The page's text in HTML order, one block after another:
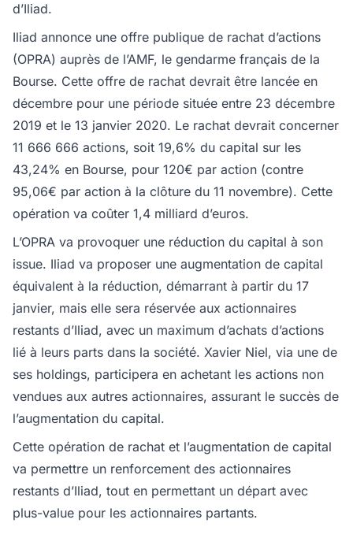
d’Iliad.
Iliad annonce une offre publique de rachat d’actions
(OPRA) auprès de l’AMF, le gendarme français de la
Bourse. Cette offre de rachat devrait être lancée en
décembre pour une période située entre 23 décembre
2019 et le 13 janvier 2020. Le rachat devrait concerner
11 666 666 actions, soit 19,6% du capital sur les
43,24% en Bourse, pour 120€ par action (contre
95,06€ par action à la clôture du 11 novembre). Cette
opération va coûter 1,4 milliard d’euros.
L’OPRA va provoquer une réduction du capital à son
issue. Iliad va proposer une augmentation de capital
équivalent à la réduction, démarrant à partir du 17
janvier, mais elle sera réservée aux actionnaires
restants d’Iliad, avec un maximum d’achats d’actions
lié à leurs parts dans la société. Xavier Niel, via une de
ses holdings, participera en achetant les actions non
vendues aux autres actionnaires, assurant le succès de
l’augmentation du capital.
Cette opération de rachat et l’augmentation de capital
va permettre un renforcement des actionnaires
restants d’Iliad, tout en permettant un départ avec
plus-value pour les actionnaires partants.